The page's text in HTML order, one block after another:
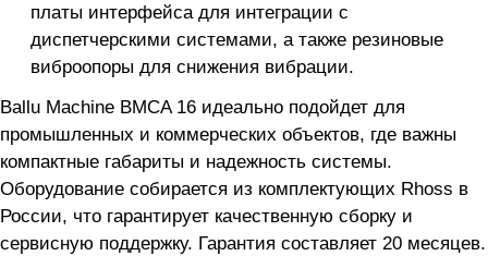
платы интерфейса для интеграции с
диспетчерскими системами, а также резиновые
виброопоры для снижения вибрации.
Ballu Machine BMCA 16 идеально подойдет для
промышленных и коммерческих объектов, где важны
компактные габариты и надежность системы.
Оборудование собирается из комплектующих Rhoss в
России, что гарантирует качественную сборку и
сервисную поддержку. Гарантия составляет 20 месяцев.